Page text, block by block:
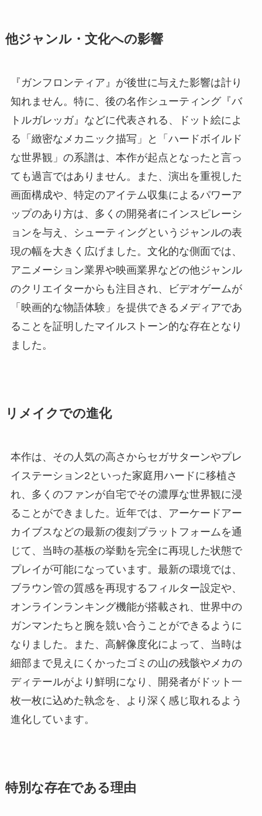
他ジャンル・文化への影響
『ガンフロンティア』が後世に与えた影響は計り
知れません。特に、後の名作シューティング『バ
トルガレッガ』などに代表される、ドット絵によ
る「緻密なメカニック描写」と「ハードボイルド
な世界観」の系譜は、本作が起点となったと言っ
ても過言ではありません。また、演出を重視した
画面構成や、特定のアイテム収集によるパワーア
ップのあり方は、多くの開発者にインスピレーシ
ョンを与え、シューティングというジャンルの表
現の幅を大きく広げました。文化的な側面では、
アニメーション業界や映画業界などの他ジャンル
のクリエイターからも注目され、ビデオゲームが
「映画的な物語体験」を提供できるメディアであ
ることを証明したマイルストーン的な存在となり
ました。
リメイクでの進化
本作は、その人気の高さからセガサターンやプレ
イステーション2といった家庭用ハードに移植さ
れ、多くのファンが自宅でその濃厚な世界観に浸
ることができました。近年では、アーケードアー
カイブスなどの最新の復刻プラットフォームを通
じて、当時の基板の挙動を完全に再現した状態で
プレイが可能になっています。最新の環境では、
ブラウン管の質感を再現するフィルター設定や、
オンラインランキング機能が搭載され、世界中の
ガンマンたちと腕を競い合うことができるように
なりました。また、高解像度化によって、当時は
細部まで見えにくかったゴミの山の残骸やメカの
ディテールがより鮮明になり、開発者がドット一
枚一枚に込めた執念を、より深く感じ取れるよう
進化しています。
特別な存在である理由